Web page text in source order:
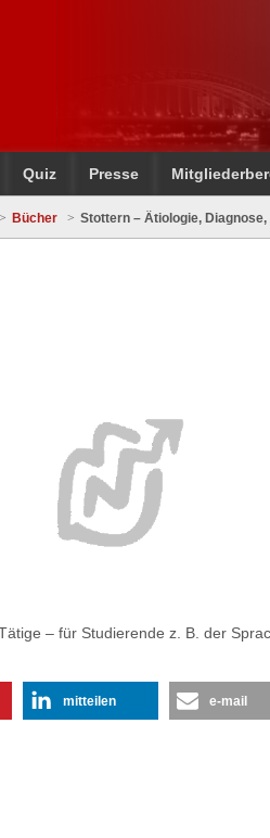
Quiz Presse
Bücher Stottern – Ätiologie, Diagnose,
– für Studierende z. B. der
mitteilen e-mail